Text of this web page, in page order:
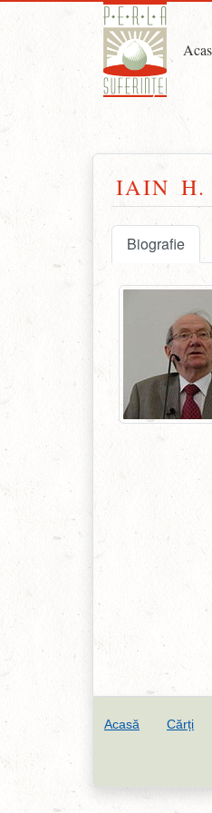
IAIN H.
Biografie
Acasă Cărți